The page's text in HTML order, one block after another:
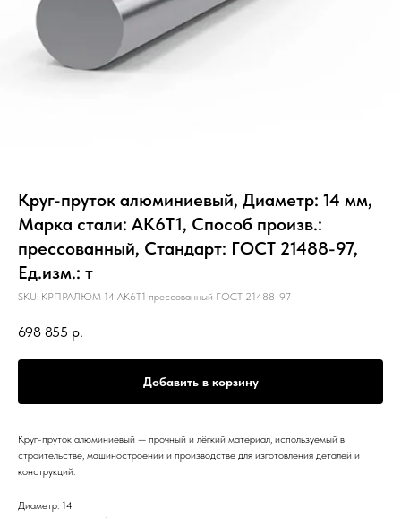
Круг-пруток алюминиевый, Диаметр: 14 мм,
Марка стали: АК6Т1, Способ произв.:
прессованный, Стандарт: ГОСТ 21488-97,
Ед.изм.: т
SKU: КРПРАЛЮМ 14 АК6Т1 прессованный ГОСТ 21488-97
698 855 р.
Добавить в корзину
Круг-пруток алюминиевый — прочный и лёгкий материал, используемый в
строительстве, машиностроении и производстве для изготовления деталей и
конструкций.
Диаметр: 14